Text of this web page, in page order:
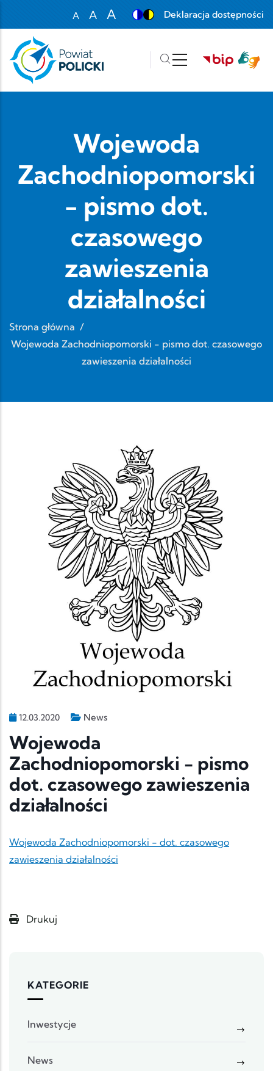
A
Set font size to 100%
A
A
Deklaracja dostępności
Wojewoda
Zachodniopomorski
- pismo dot.
czasowego
zawieszenia
działalności
Strona główna /
Wojewoda Zachodniopomorski - pismo dot. czasowego
zawieszenia działalności
12.03.2020 News
Wojewoda
Zachodniopomorski - pismo
dot. czasowego zawieszenia
działalności
Wojewoda Zachodniopomorski - dot. czasowego
zawieszenia działalności
Drukuj
KATEGORIE
Inwestycje
News